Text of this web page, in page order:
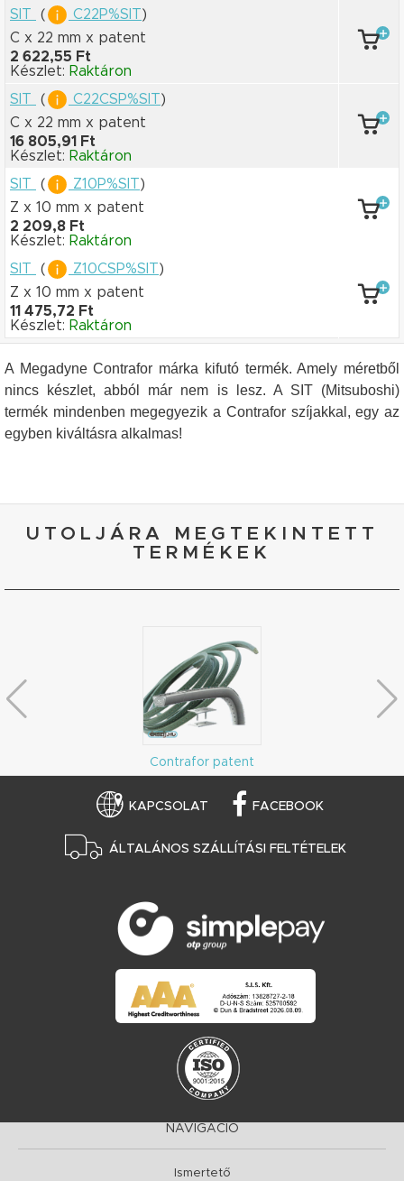
SIT
( C22P%SIT)
C x 22 mm x patent
2 622,55 Ft
Készlet: Raktáron
SIT
( C22CSP%SIT)
C x 22 mm x patent
16 805,91 Ft
Készlet: Raktáron
SIT
( Z10P%SIT)
Z x 10 mm x patent
2 209,8 Ft
Készlet: Raktáron
SIT
( Z10CSP%SIT)
Z x 10 mm x patent
11 475,72 Ft
Készlet: Raktáron
A Megadyne Contrafor márka kifutó termék. Amely méretből
nincs készlet, abból már nem is lesz. A SIT (Mitsuboshi)
termék mindenben megegyezik a Contrafor szíjakkal, egy az
egyben kiváltásra alkalmas!
UTOLJÁRA MEGTEKINTETT
TERMÉKEK
Contrafor patent
KAPCSOLAT FACEBOOK
ÁLTALÁNOS SZÁLLÍTÁSI FELTÉTELEK
NAVIGÁCIÓ
Ismertető